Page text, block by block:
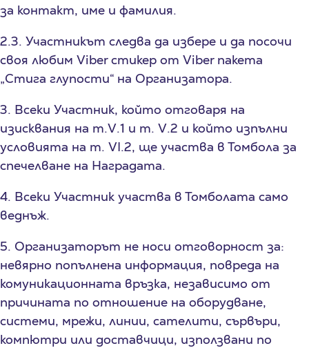
за контакт, име и фамилия.
2.3. Участникът следва да избере и да посочи
своя любим Viber стикер от Viber пакета
„Стига глупости“ на Организатора.
3. Всеки Участник, който отговаря на
изисквания на т.V.1 и т. V.2 и който изпълни
условията на т. VI.2, ще участва в Томбола за
спечелване на Наградата.
4. Всеки Участник участва в Томболата само
веднъж.
5. Организаторът не носи отговорност за:
невярно попълнена информация, повреда на
комуникационната връзка, независимо от
причината по отношение на оборудване,
системи, мрежи, линии, сателити, сървъри,
компютри или доставчици, използвани по